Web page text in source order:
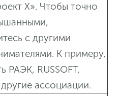
X». Чтобы точно
с другими
К примеру,
РАЭК, RUSSOFT,
ассоциации.